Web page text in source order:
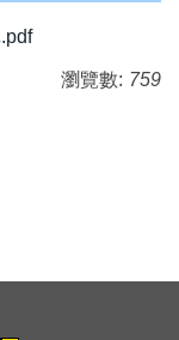
瀏覽數: 759